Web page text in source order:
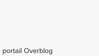
Overblog